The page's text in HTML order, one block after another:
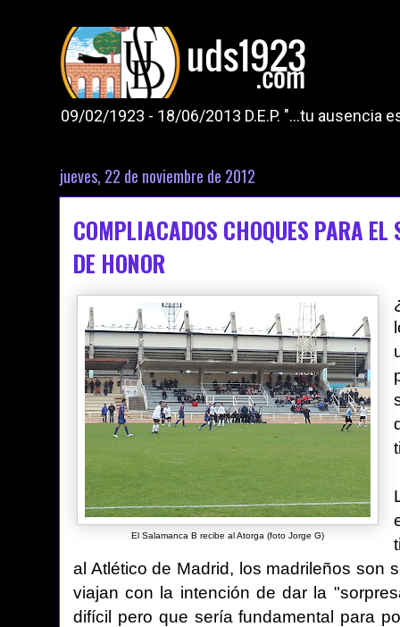
09/02/1923 - 18/06/2013 D.E.P. "...tu ausencia
jueves, 22 de noviembre de 2012
COMPLIACADOS CHOQUES PARA
DE HONOR
El Salamanca B recibe al Atorga (foto Jorge G)
al Atlético de Madrid, los madrileños son
viajan con la intención de dar la
difícil pero que sería fundamental para